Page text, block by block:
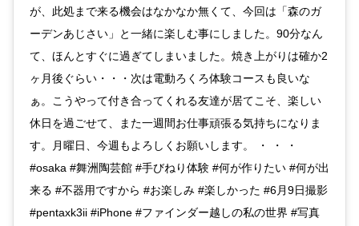
が、此処まで来る機会はなかなか無くて、今回は「森のガ
ーデンあじさい」と一緒に楽しむ事にしました。90分なん
て、ほんとすぐに過ぎてしまいました。焼き上がりは確か2
ヶ月後ぐらい・・・次は電動ろくろ体験コースも良いな
ぁ。こうやって付き合ってくれる友達が居てこそ、楽しい
休日を過ごせて、また一週間お仕事頑張る気持ちになりま
す。月曜日、今週もよろしくお願いします。 ・ ・ ・
#osaka #舞洲陶芸館 #手びねり体験 #何が作りたい #何が出
来る #不器用ですから #お楽しみ #楽しかった #6月9日撮影
#pentaxk3ii #iPhone #ファインダー越しの私の世界 #写真